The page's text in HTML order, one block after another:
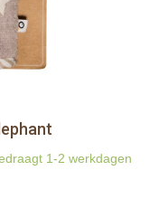
1-2 werkdagen